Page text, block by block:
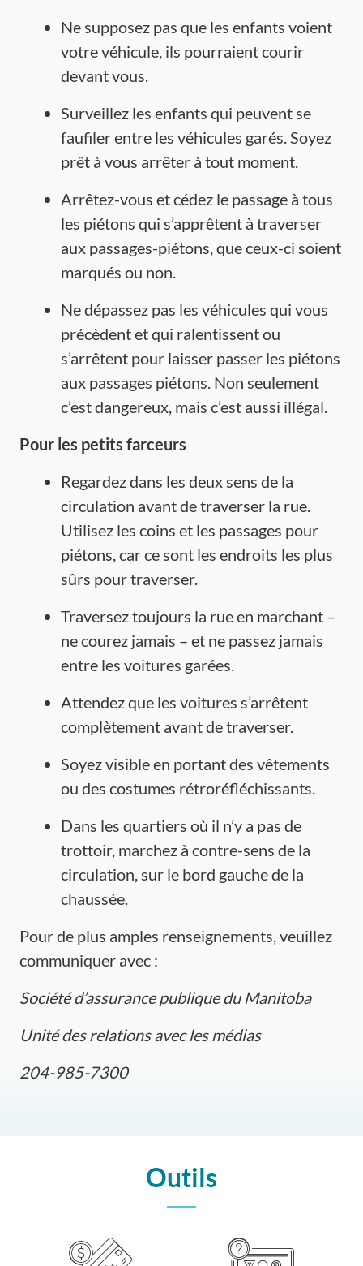
Ne supposez pas que les enfants voient
votre véhicule, ils pourraient courir
devant vous.
Surveillez les enfants qui peuvent se
faufiler entre les véhicules garés. Soyez
prêt à vous arrêter à tout moment.
Arrêtez-vous et cédez le passage à tous
les piétons qui s’apprêtent à traverser
aux passages-piétons, que ceux-ci soient
marqués ou non.
Ne dépassez pas les véhicules qui vous
précèdent et qui ralentissent ou
s’arrêtent pour laisser passer les piétons
aux passages piétons. Non seulement
c’est dangereux, mais c’est aussi illégal.
Pour les petits farceurs
Regardez dans les deux sens de la
circulation avant de traverser la rue.
Utilisez les coins et les passages pour
piétons, car ce sont les endroits les plus
sûrs pour traverser.
Traversez toujours la rue en marchant –
ne courez jamais – et ne passez jamais
entre les voitures garées.
Attendez que les voitures s’arrêtent
complètement avant de traverser.
Soyez visible en portant des vêtements
ou des costumes rétroréfléchissants.
Dans les quartiers où il n’y a pas de
trottoir, marchez à contre-sens de la
circulation, sur le bord gauche de la
chaussée.
Pour de plus amples renseignements, veuillez
communiquer avec :
Sociétéd’assurance publiquedu Manitoba
Unitédes relations avec lesmédias
204-985-7300
Outils